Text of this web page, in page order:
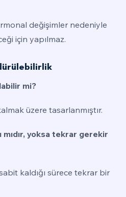
değişimler nedeniyle
için yapılmaz.
mi?
üzere tasarlanmıştır.
mıdır, yoksa tekrar gerekir
sabit kaldığı sürece tekrar bir